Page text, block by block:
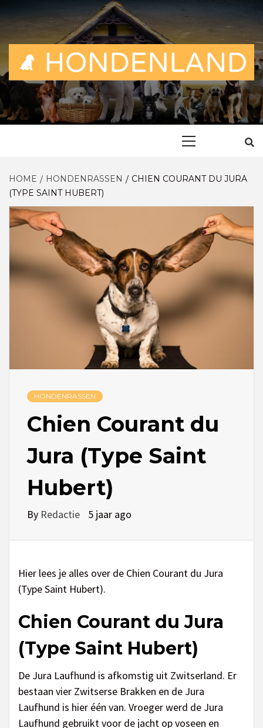
to
ALLES OVER EN VOOR DE TROUWE VRIEND
HOME HONDENRASSEN
CHIEN COURANT DU JURA
(TYPE SAINT HUBERT)
HONDENRASSEN
Chien Courant du
Jura (Type Saint
Hubert)
By Redactie 5 jaar ago
Hier lees je alles over de Chien Courant du Jura
(Type Saint Hubert).
Chien Courant du Jura
(Type Saint Hubert)
De Jura Laufhund is afkomstig uit Zwitserland. Er
bestaan vier Zwitserse Brakken en de Jura
Laufhund is hier één van. Vroeger werd de Jura
Laufhund gebruikt voor de jacht op voseen en